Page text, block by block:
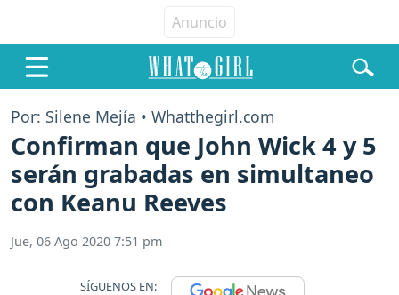
Por: Silene Mejía • Whatthegirl.com
Confirman que John Wick 4 y 5
serán grabadas en simultaneo
con Keanu Reeves
Jue, 06 Ago 2020 7:51 pm
SÍGUENOS EN: